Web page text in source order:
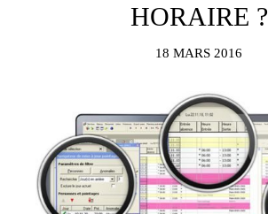
HORAIRE ?
18 MARS 2016